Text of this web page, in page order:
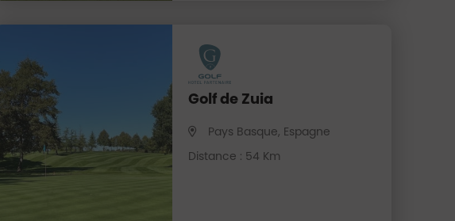
Golf de Zuia
Pays Basque, Espagne
Distance : 54 Km